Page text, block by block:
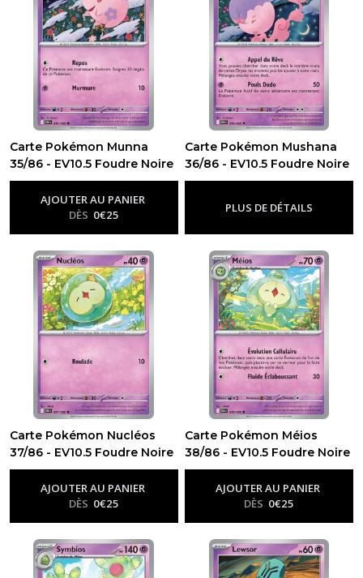
Carte Pokémon Munna
35/86 - EV10.5 Foudre Noire
-Ev10.5 - Foudre Noire
AJOUTER AU PANIER
DÈS 0€25
Carte Pokémon Mushana
36/86 - EV10.5 Foudre Noire
-Ev10.5 - Foudre Noire
PLUS DE DÉTAILS
Carte Pokémon Nucléos
37/86 - EV10.5 Foudre Noire
-Ev10.5 - Foudre Noire
AJOUTER AU PANIER
DÈS 0€25
Carte Pokémon Méios
38/86 - EV10.5 Foudre Noire
-Ev10.5 - Foudre Noire
AJOUTER AU PANIER
DÈS 0€25